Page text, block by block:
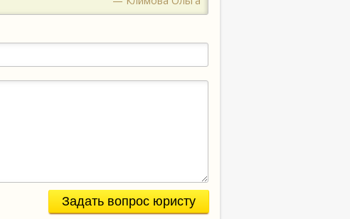
Задать вопрос юристу